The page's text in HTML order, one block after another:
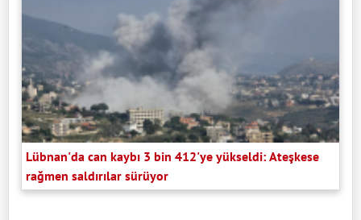
Lübnan'da can kaybı 3 bin 412'ye yükseldi: Ateşkese
rağmen saldırılar sürüyor